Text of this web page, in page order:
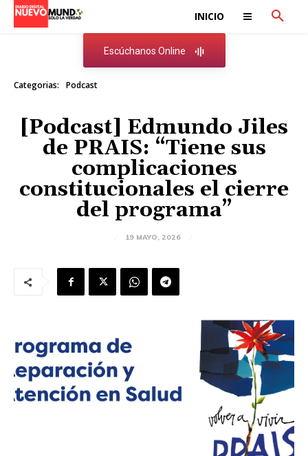
INICIO
Escúchanos Online
Categorias: Podcast
[Podcast] Edmundo Jiles
de PRAIS: “Tiene sus
complicaciones
constitucionales el cierre
del programa”
19 MAYO, 2026